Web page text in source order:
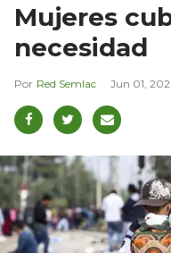
Mujeres
necesidad
Red Semlac Jun 01,